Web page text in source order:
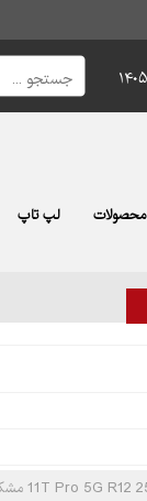
محصولات لپ تاپ